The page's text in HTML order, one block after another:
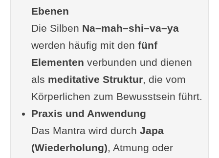
Weiterlesen
Ebenen
Die Silben Na–mah–shi–va–ya
werden häufig mit den fünf
Elementen verbunden und dienen
als meditative Struktur, die vom
Körperlichen zum Bewusstsein führt.
Praxis und Anwendung
Das Mantra wird durch Japa
(Wiederholung), Atmung oder